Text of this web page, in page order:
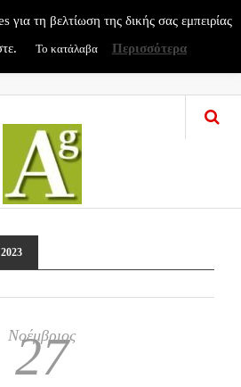
Νοέμβριος
27
για τη βελτίωση της δικής σας εμπειρίας
Το κατάλαβα Περισσότερα